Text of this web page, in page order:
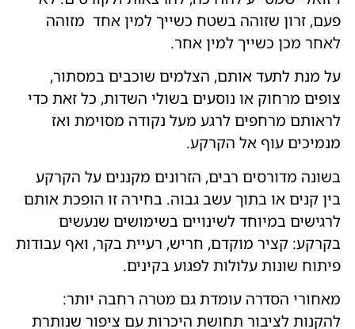
פעם, זרון שזוהה בשטח כשייך למין אחד מזוהה
לאחר מכן כשייך למין אחר.
על מנת לתעד אותם, הצלמים שוכבים במסתור,
צופים מרחוק או נוסעים בשולי השדות, כל זאת כדי
לראותם מרחפים לרגע מעל נקודה מסוימת ואז
מנמיכים עוף אל הקרקע.
בשונה מדורסים רבים, הזרונים מקננים על הקרקע
בין קנים או בתוך עשב גבוה. בחירה זו הופכת אותם
לרגישים במיוחד לשינויים בשימושים שנעשים
בקרקע: קציר מוקדם, חריש, רעיית בקר, ואף עבודות
פיתוח שונות עלולות לפגוע בקינים.
מאחורי הסדרה עומדת גם מטרה רחבה יותר:
להקנות לציבור תחושת היכרות עם ציפור שנותרת